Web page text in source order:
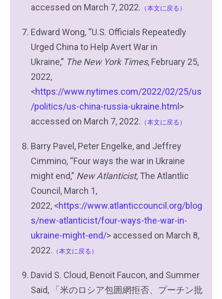
accessed on March 7, 2022. （本文に戻る）
Edward Wong, “U.S. Officials Repeatedly
Urged China to Help Avert War in
Ukraine,” The New York Times, February 25,
2022,
<https://www.nytimes.com/2022/02/25/us
/politics/us-china-russia-ukraine.html >
accessed on March 7, 2022. （本文に戻る）
Barry Pavel, Peter Engelke, and Jeffrey
Cimmino, “Four ways the war in Ukraine
might end,” New Atlanticist, The Atlantlic
Council, March 1,
2022, <https://www.atlanticcouncil.org/blog
s/new-atlanticist/four-ways-the-war-in-
ukraine-might-end/> accessed on March 8,
2022. （本文に戻る）
David S. Cloud, Benoit Faucon, and Summer
Said, 「米のロシア包囲網拒否、プーチン批